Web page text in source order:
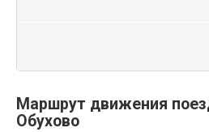
Маршрут движения
Обухово